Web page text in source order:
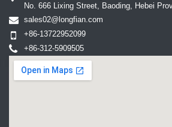
No. 666 Lixing Street, Baoding, Hebei
sales02@longfian.com
+86-13722952099
+86-312-5909505